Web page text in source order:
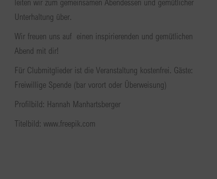
Unterhaltung über.
Wir freuen uns auf einen inspirierenden und gemütlichen
Abend mit dir!
Für Clubmitglieder ist die Veranstaltung kostenfrei. Gäste:
Freiwillige Spende (bar vorort oder Überweisung)
Profilbild: Hannah Manhartsberger
Titelbild: www.freepik.com